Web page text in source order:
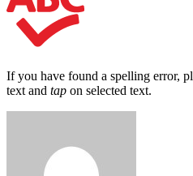
If you have found a spelling error,
text and tap on selected text.